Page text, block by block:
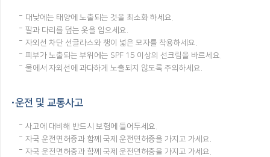
대낮에는 태양에 노출되는 것을 최소화 하세요.
팔과 다리를 덮는 옷을 입으세요.
자외선 차단 선글라스와 챙이 넓은 모자를 착용하세요.
피부가 노출되는 부위에는 SPF 15 이상의 선크림을 바르세요.
물에서 자외선에 과다하게 노출되지 않도록 주의하세요.
운전 및 교통사고
사고에 대비해 반드시 보험에 들어두세요.
자국 운전면허증과 함께 국제 운전면허증을 가지고 가세요.
자국 운전면허증과 함께 국제 운전면허증을 가지고 가세요.